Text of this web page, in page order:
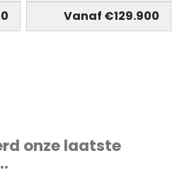
Vanaf €129.900
onze laatste